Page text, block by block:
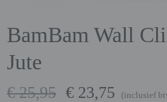
BamBam Wall
Jute
€ 25,95 € 23,75 (inclusief